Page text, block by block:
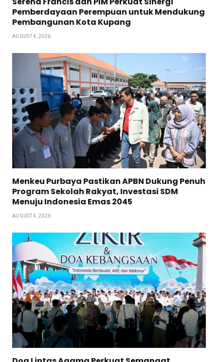
Pemberdayaan Perempuan untuk Mendukung
Pembangunan Kota Kupang
AUGUST 4, 2026
Menkeu Purbaya Pastikan APBN Dukung Penuh
Program Sekolah Rakyat, Investasi SDM
Menuju Indonesia Emas 2045
AUGUST 4, 2026